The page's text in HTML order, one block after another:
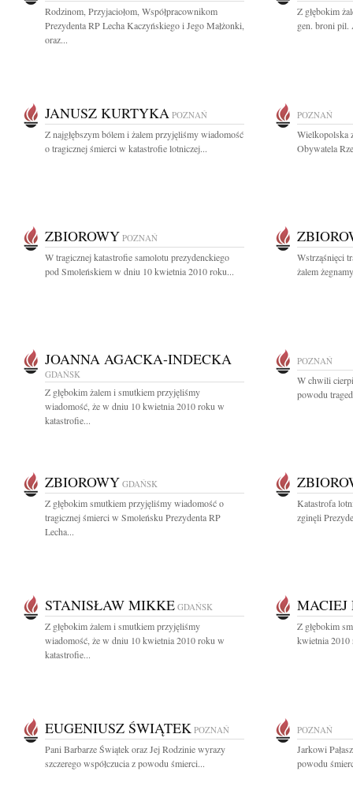
Rodzinom, Przyjaciołom, Współpracownikom
Prezydenta RP Lecha Kaczyńskiego i Jego Małżonki,
oraz...
Z głębokim
gen. broni pil.
JANUSZ KURTYKA POZNAŃ
Z najgłębszym bólem i żalem przyjęliśmy wiadomość
o tragicznej śmierci w katastrofie lotniczej...
POZNAŃ
Wielkopolska
Obywatela
ZBIOROWY POZNAŃ
W tragicznej katastrofie samolotu prezydenckiego
pod Smoleńskiem w dniu 10 kwietnia 2010 roku...
Wstrząśnięci
żalem
JOANNA AGACKA-INDECKA
GDAŃSK
Z głębokim żalem i smutkiem przyjęliśmy
wiadomość, że w dniu 10 kwietnia 2010 roku w
katastrofie...
POZNAŃ
W chwili
powodu
ZBIOROWY GDAŃSK
Z głębokim smutkiem przyjęliśmy wiadomość o
tragicznej śmierci w Smoleńsku Prezydenta RP
Lecha...
Katastrofa
zginęli
STANISŁAW MIKKE GDAŃSK
Z głębokim żalem i smutkiem przyjęliśmy
wiadomość, że w dniu 10 kwietnia 2010 roku w
katastrofie...
Z głębokim
kwietnia 2010
EUGENIUSZ ŚWIĄTEK POZNAŃ
Pani Barbarze Świątek oraz Jej Rodzinie wyrazy
szczerego współczucia z powodu śmierci...
POZNAŃ
Jarkowi
powodu